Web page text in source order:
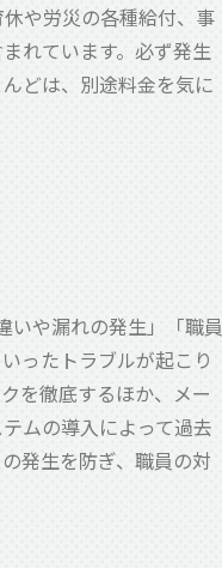
や労災の各種給付、事
れています。必ず発生
どは、別途料金を気に
いや漏れの発生」「職員
ったトラブルが起こり
を徹底するほか、メー
ムの導入によって過去
発生を防ぎ、職員の対